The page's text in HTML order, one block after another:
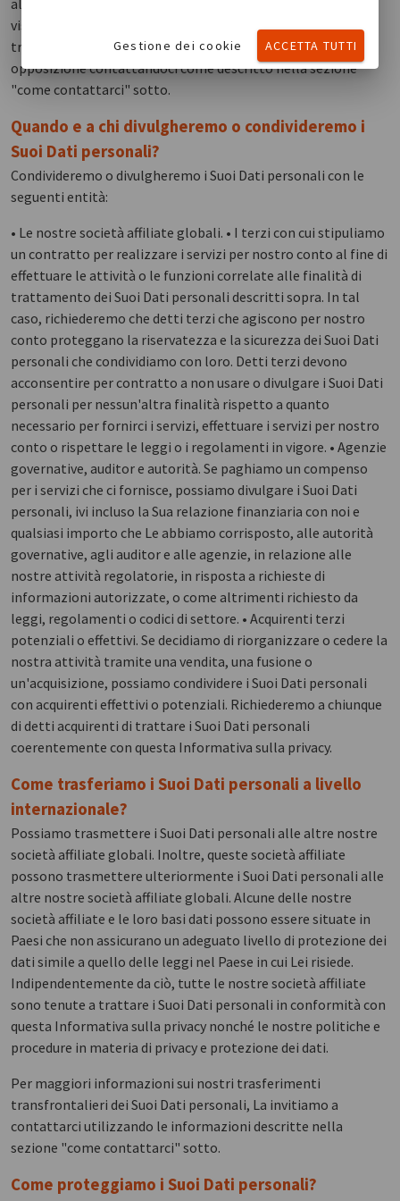
alle opportunità formative. Oltre agli altri diritti che può
visualizzare qui di seguito, ha il diritto di opporsi a tale
trattamento dei Suoi Dati personali. Può registrare la Sua
opposizione contattandoci come descritto nella sezione
"come contattarci" sotto.
Quando e a chi divulgheremo o condivideremo i
Suoi Dati personali?
Condivideremo o divulgheremo i Suoi Dati personali con le
seguenti entità:
• Le nostre società affiliate globali. • I terzi con cui stipuliamo
un contratto per realizzare i servizi per nostro conto al fine di
effettuare le attività o le funzioni correlate alle finalità di
trattamento dei Suoi Dati personali descritti sopra. In tal
caso, richiederemo che detti terzi che agiscono per nostro
conto proteggano la riservatezza e la sicurezza dei Suoi Dati
personali che condividiamo con loro. Detti terzi devono
acconsentire per contratto a non usare o divulgare i Suoi Dati
personali per nessun'altra finalità rispetto a quanto
necessario per fornirci i servizi, effettuare i servizi per nostro
conto o rispettare le leggi o i regolamenti in vigore. • Agenzie
governative, auditor e autorità. Se paghiamo un compenso
per i servizi che ci fornisce, possiamo divulgare i Suoi Dati
personali, ivi incluso la Sua relazione finanziaria con noi e
qualsiasi importo che Le abbiamo corrisposto, alle autorità
governative, agli auditor e alle agenzie, in relazione alle
nostre attività regolatorie, in risposta a richieste di
informazioni autorizzate, o come altrimenti richiesto da
leggi, regolamenti o codici di settore. • Acquirenti terzi
potenziali o effettivi. Se decidiamo di riorganizzare o cedere la
nostra attività tramite una vendita, una fusione o
un'acquisizione, possiamo condividere i Suoi Dati personali
con acquirenti effettivi o potenziali. Richiederemo a chiunque
di detti acquirenti di trattare i Suoi Dati personali
coerentemente con questa Informativa sulla privacy.
Come trasferiamo i Suoi Dati personali a livello
internazionale?
Possiamo trasmettere i Suoi Dati personali alle altre nostre
società affiliate globali. Inoltre, queste società affiliate
possono trasmettere ulteriormente i Suoi Dati personali alle
altre nostre società affiliate globali. Alcune delle nostre
società affiliate e le loro basi dati possono essere situate in
Paesi che non assicurano un adeguato livello di protezione dei
dati simile a quello delle leggi nel Paese in cui Lei risiede.
Indipendentemente da ciò, tutte le nostre società affiliate
sono tenute a trattare i Suoi Dati personali in conformità con
questa Informativa sulla privacy nonché le nostre politiche e
procedure in materia di privacy e protezione dei dati.
Per maggiori informazioni sui nostri trasferimenti
transfrontalieri dei Suoi Dati personali, La invitiamo a
contattarci utilizzando le informazioni descritte nella
sezione "come contattarci" sotto.
Come proteggiamo i Suoi Dati personali?
Gestione dei cookie ACCETTA TUTTI